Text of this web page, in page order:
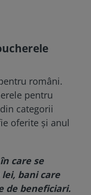
români.
pentru
categorii
oferite și anul
care se
bani care
de beneficiari.